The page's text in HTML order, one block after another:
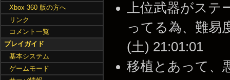
上位武器がス
ってる為、難易
(土) 21:01:01
移植とあって、
Xbox 360 版の方へ
リンク
コメント一覧
プレイガイド
基本システム
ゲームモード